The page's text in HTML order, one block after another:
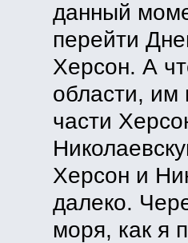
данный
перейти
Херсон. А
области, им
части
Херсон и
далеко.
моря, как я